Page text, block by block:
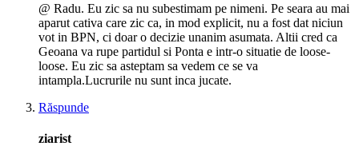
@ Radu. Eu zic sa nu subestimam pe nimeni. Pe seara au mai
aparut cativa care zic ca, in mod explicit, nu a fost dat niciun
vot in BPN, ci doar o decizie unanim asumata. Altii cred ca
Geoana va rupe partidul si Ponta e intr-o situatie de loose-
loose. Eu zic sa asteptam sa vedem ce se va
intampla.Lucrurile nu sunt inca jucate.
Răspunde
ziarist